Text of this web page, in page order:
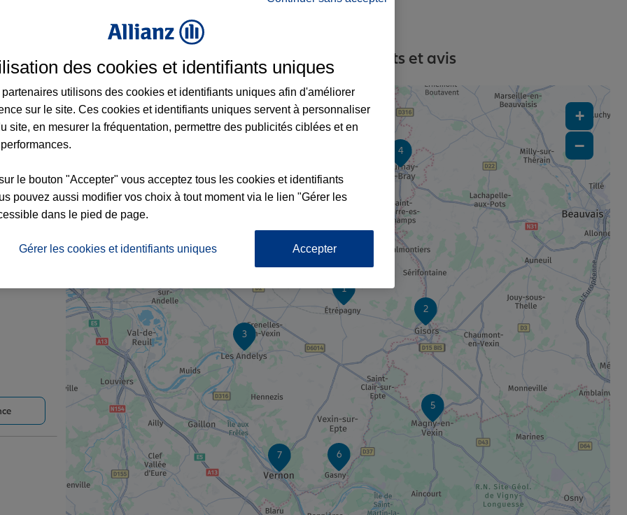
à Étrépagny et aux alentours : adresses, contacts et avis
7
4
6
5
3
2
1
+
−
des cookies et identifiants uniques
partenaires utilisons des cookies et identifiants uniques afin d'améliorer
sur le site. Ces cookies et identifiants uniques servent à personnaliser
site, en mesurer la fréquentation, permettre des publicités ciblées et en
le bouton "Accepter" vous acceptez tous les cookies et identifiants
pouvez aussi modifier vos choix à tout moment via le lien "Gérer les
dans le pied de page.
Gérer les cookies et identifiants uniques Accepter